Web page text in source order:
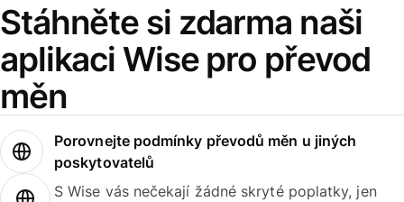
Stáhněte si zdarma naši
aplikaci Wise pro převod
měn
Porovnejte podmínky převodů měn u jiných
poskytovatelů
S Wise vás nečekají žádné skryté poplatky, jen